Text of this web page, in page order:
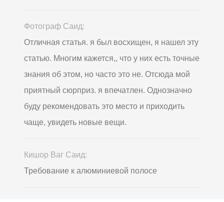
Фотограф Саид:
Отличная статья. я был восхищен, я нашел эту
статью. Многим кажется,, что у них есть точные
знания об этом, но часто это не. Отсюда мой
приятный сюрприз. я впечатлен. Однозначно
буду рекомендовать это место и приходить
чаще, увидеть новые вещи.
Кишор Ваг Саид:
Требование к алюминиевой полосе